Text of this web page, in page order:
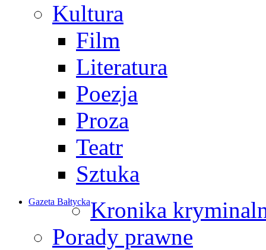
Kultura
Film
Literatura
Poezja
Proza
Teatr
Sztuka
Gazeta BałtyckaKronika
Porady prawne